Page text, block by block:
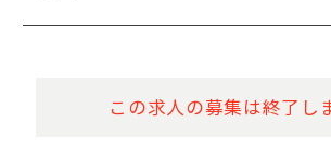
この求人の募集は終了し